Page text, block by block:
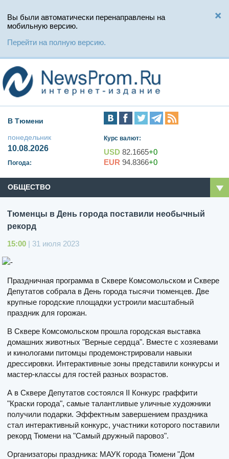
Вы были автоматически перенаправлены на
мобильную версию.
Перейти на полную версию.
В Тюмени
понедельник
10.08.2026
Погода:
Курс валют:
USD 82.1665+0
EUR 94.8366+0
ОБЩЕСТВО
Тюменцы в День города поставили необычный
рекорд
15:00 | 31 июля 2023
Праздничная программа в Сквере Комсомольском и Сквере
Депутатов собрала в День города тысячи тюменцев. Две
крупные городские площадки устроили масштабный
праздник для горожан.
В Сквере Комсомольском прошла городская выставка
домашних животных "Верные сердца". Вместе с хозяевами
и кинологами питомцы продемонстрировали навыки
дрессировки. Интерактивные зоны представили конкурсы и
мастер-классы для гостей разных возрастов.
А в Сквере Депутатов состоялся II Конкурс граффити
"Краски города", самые талантливые уличные художники
получили подарки. Эффектным завершением праздника
стал интерактивный конкурс, участники которого поставили
рекорд Тюмени на "Самый дружный паровоз".
Организаторы праздника: МАУК города Тюмени "Дом